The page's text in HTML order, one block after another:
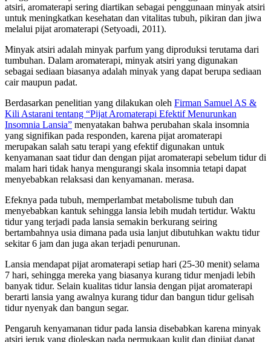
atsiri, aromaterapi sering diartikan sebagai penggunaan minyak atsiri
untuk meningkatkan kesehatan dan vitalitas tubuh, pikiran dan jiwa
melalui pijat aromaterapi (Setyoadi, 2011).
Minyak atsiri adalah minyak parfum yang diproduksi terutama dari
tumbuhan. Dalam aromaterapi, minyak atsiri yang digunakan
sebagai sediaan biasanya adalah minyak yang dapat berupa sediaan
cair maupun padat.
Berdasarkan penelitian yang dilakukan oleh Firman Samuel AS &
Kili Astarani tentang “Pijat Aromaterapi Efektif Menurunkan
Insomnia Lansia” menyatakan bahwa perubahan skala insomnia
yang signifikan pada responden, karena pijat aromaterapi
merupakan salah satu terapi yang efektif digunakan untuk
kenyamanan saat tidur dan dengan pijat aromaterapi sebelum tidur di
malam hari tidak hanya mengurangi skala insomnia tetapi dapat
menyebabkan relaksasi dan kenyamanan. merasa.
Efeknya pada tubuh, memperlambat metabolisme tubuh dan
menyebabkan kantuk sehingga lansia lebih mudah tertidur. Waktu
tidur yang terjadi pada lansia semakin berkurang seiring
bertambahnya usia dimana pada usia lanjut dibutuhkan waktu tidur
sekitar 6 jam dan juga akan terjadi penurunan.
Lansia mendapat pijat aromaterapi setiap hari (25-30 menit) selama
7 hari, sehingga mereka yang biasanya kurang tidur menjadi lebih
banyak tidur. Selain kualitas tidur lansia dengan pijat aromaterapi
berarti lansia yang awalnya kurang tidur dan bangun tidur gelisah
tidur nyenyak dan bangun segar.
Pengaruh kenyamanan tidur pada lansia disebabkan karena minyak
atsiri jeruk yang dioleskan pada permukaan kulit dan dipijat dapat